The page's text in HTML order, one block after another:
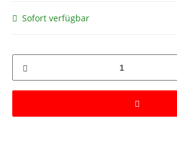
Sofort verfügbar